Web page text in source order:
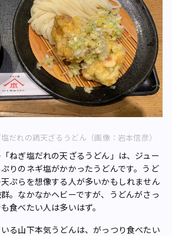
だれの鶏天ざるうどん（画像：岩本信彦）
ねぎ塩だれの天ざるうどん」は、ジュー
りのネギ塩がかかったうどんです。うど
ぷらを想像する人が多いかもしれません
。なかなかヘビーですが、うどんがさっ
食べたい人は多いはず。
る山下本気うどんは、がっつり食べたい